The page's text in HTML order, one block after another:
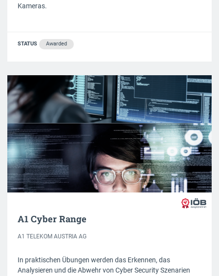
Kameras.
STATUS Awarded
A1 Cyber Range
A1 TELEKOM AUSTRIA AG
In praktischen Übungen werden das Erkennen, das
Analysieren und die Abwehr von Cyber Security Szenarien